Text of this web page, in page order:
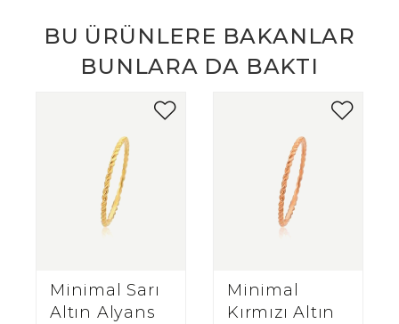
BU ÜRÜNLERE BAKANLAR
BUNLARA DA BAKTI
Minimal Sarı
Altın Alyans
Minimal
Kırmızı Altın